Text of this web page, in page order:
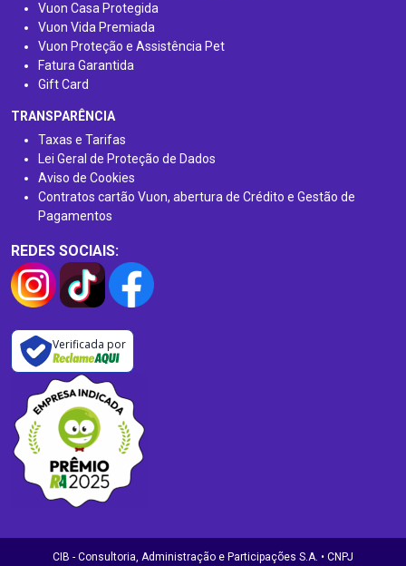
Vuon Casa Protegida
Vuon Vida Premiada
Vuon Proteção e Assistência Pet
Fatura Garantida
Gift Card
TRANSPARÊNCIA
Taxas e Tarifas
Lei Geral de Proteção de Dados
Aviso de Cookies
Contratos cartão Vuon, abertura de Crédito e Gestão de
Pagamentos
REDES SOCIAIS:
Verificada por
CIB - Consultoria, Administração e Participações S.A. • CNPJ